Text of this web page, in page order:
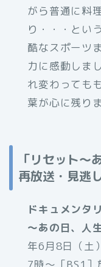
がら普通に料
り・・・とい
酷なスポーツ
力に感動しま
れ変わっても
葉が心に残り
「リセット～
再放送・見逃
ドキュメンタ
～あの日、人
年6月8日（土